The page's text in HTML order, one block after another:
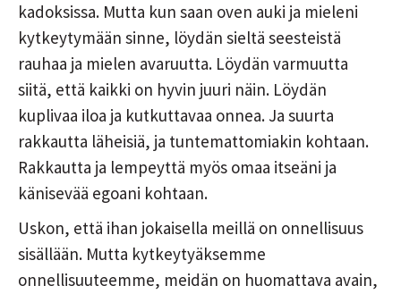
kadoksissa. Mutta kun saan oven auki ja mieleni
kytkeytymään sinne, löydän sieltä seesteistä
rauhaa ja mielen avaruutta. Löydän varmuutta
siitä, että kaikki on hyvin juuri näin. Löydän
kuplivaa iloa ja kutkuttavaa onnea. Ja suurta
rakkautta läheisiä, ja tuntemattomiakin kohtaan.
Rakkautta ja lempeyttä myös omaa itseäni ja
känisevää egoani kohtaan.
Uskon, että ihan jokaisella meillä on onnellisuus
sisällään. Mutta kytkeytyäksemme
onnellisuuteemme, meidän on huomattava avain,